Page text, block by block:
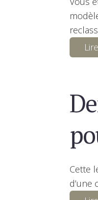
Cette
d’une